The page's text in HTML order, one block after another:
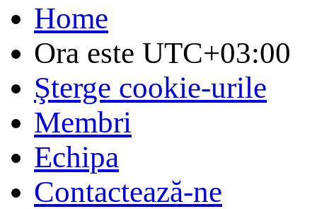
Home
Ora este UTC+03:00
Şterge cookie-urile
Membri
Echipa
Contactează-ne